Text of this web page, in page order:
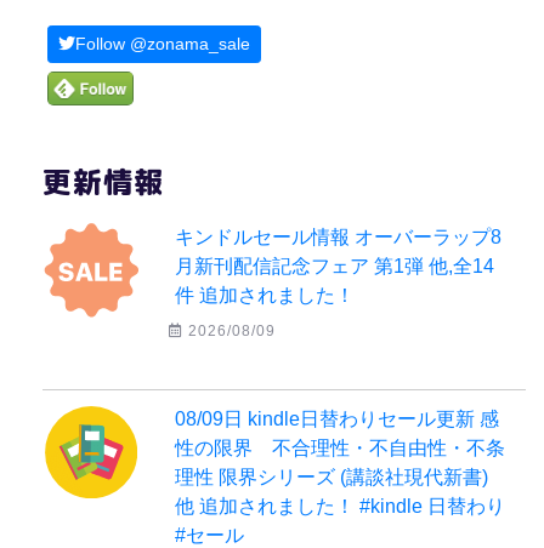
Follow @zonama_sale
更新情報
キンドルセール情報 オーバーラップ8
月新刊配信記念フェア 第1弾 他,全14
件 追加されました！
2026/08/09
08/09日 kindle日替わりセール更新 感
性の限界 不合理性・不自由性・不条
理性 限界シリーズ (講談社現代新書)
他 追加されました！ #kindle 日替わり
#セール